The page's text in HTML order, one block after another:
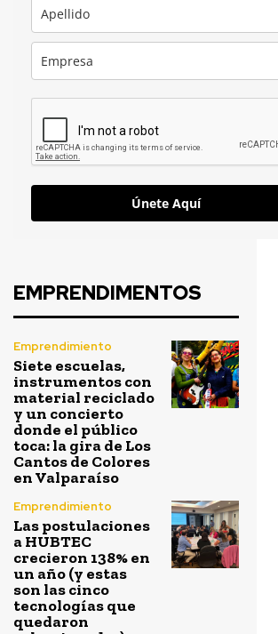
Únete Aquí
EMPRENDIMENTOS
Emprendimiento
Siete escuelas,
instrumentos con
material reciclado
y un concierto
donde el público
toca: la gira de Los
Cantos de Colores
en Valparaíso
Emprendimiento
Las postulaciones
a HUBTEC
crecieron 138% en
un año (y estas
son las cinco
tecnologías que
quedaron